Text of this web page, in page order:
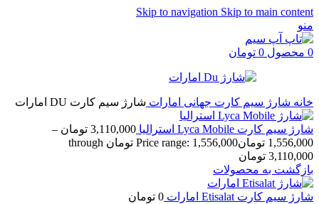
Skip to navigation Skip to main content
منو
0 محصول 0 تومان
خانه شارژ سیم کارت جهانی امارات شارژ سیم کارت DU امارات
شارژ سیم کارت Lyca Mobile استرالیا 3,110,000 تومان –
1,556,000 تومان
Price range: 1,556,000 تومان through
3,110,000 تومان
بازگشت به محصولات
شارژ سیم کارت Etisalat امارات 0 تومان